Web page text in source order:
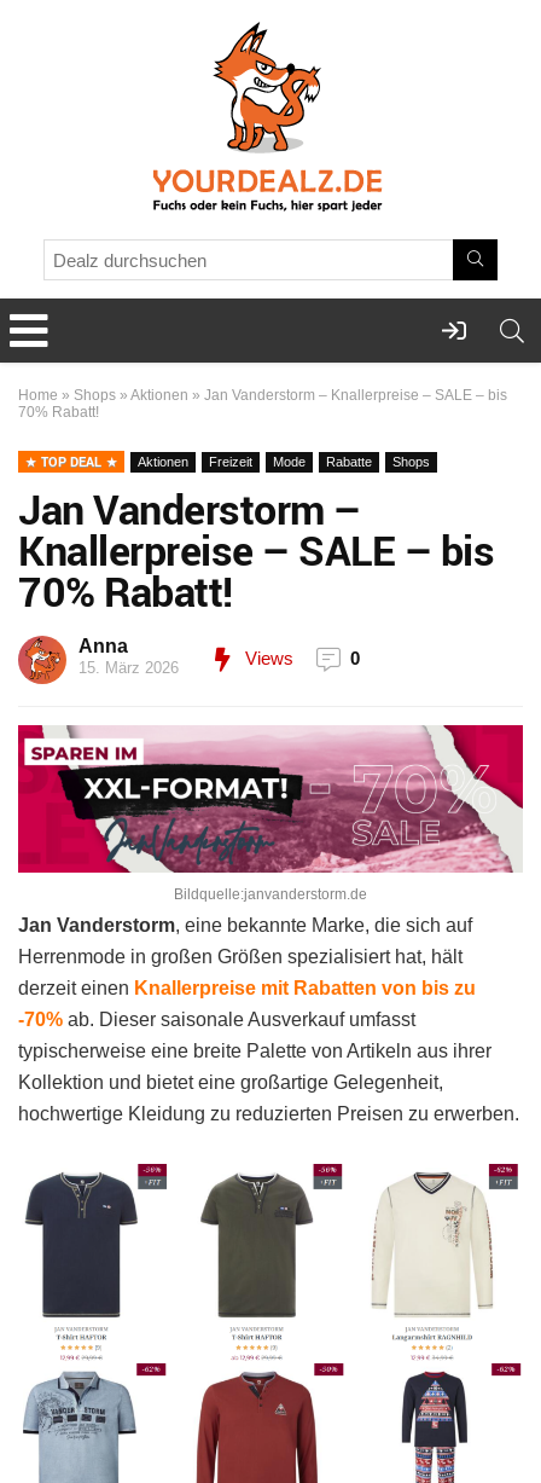
Home » Shops » Aktionen » Jan Vanderstorm – Knallerpreise – SALE – bis
70% Rabatt!
TOP DEAL Aktionen Freizeit Mode Rabatte Shops
Jan Vanderstorm –
Knallerpreise – SALE – bis
70% Rabatt!
Anna
15. März 2026 Views 0
Bildquelle:janvanderstorm.de
Jan Vanderstorm, eine bekannte Marke, die sich auf
Herrenmode in großen Größen spezialisiert hat, hält
derzeit einen Knallerpreise mit Rabatten von bis zu
-70% ab. Dieser saisonale Ausverkauf umfasst
typischerweise eine breite Palette von Artikeln aus ihrer
Kollektion und bietet eine großartige Gelegenheit,
hochwertige Kleidung zu reduzierten Preisen zu erwerben.